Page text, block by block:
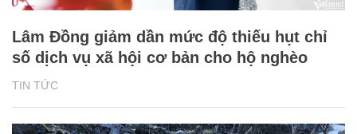
TIN TỨC
Lâm Đồng giảm dần mức độ thiếu hụt chỉ
số dịch vụ xã hội cơ bản cho hộ nghèo